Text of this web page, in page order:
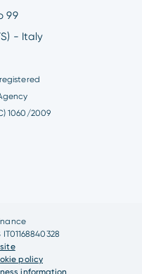
99
- Italy
1060/2009
policy
information